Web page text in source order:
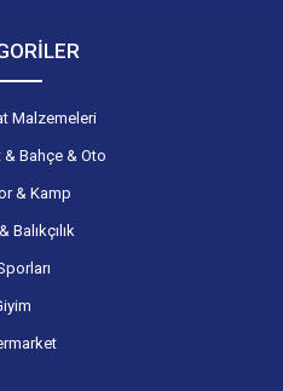
Malzemeleri
& Bahçe & Oto
& Kamp
Balıkçılık